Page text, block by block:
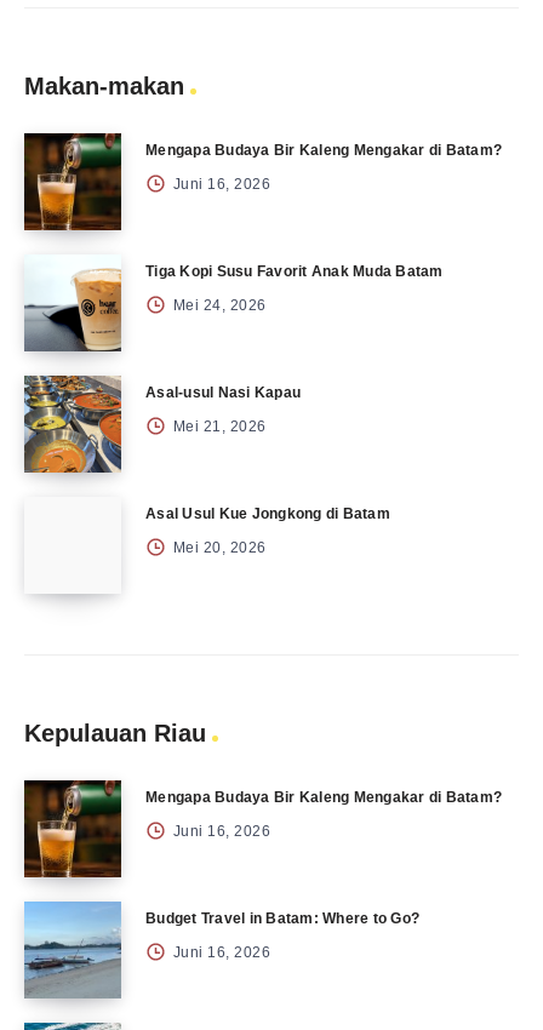
Makan-makan
Mengapa Budaya Bir Kaleng Mengakar di Batam?
Juni 16, 2026
Tiga Kopi Susu Favorit Anak Muda Batam
Mei 24, 2026
Asal-usul Nasi Kapau
Mei 21, 2026
Asal Usul Kue Jongkong di Batam
Mei 20, 2026
Kepulauan Riau
Mengapa Budaya Bir Kaleng Mengakar di Batam?
Juni 16, 2026
Budget Travel in Batam: Where to Go?
Juni 16, 2026